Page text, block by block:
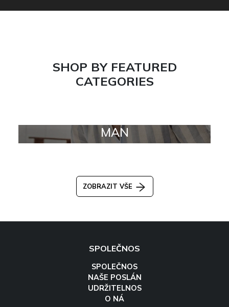
SHOP BY FEATURED
CATEGORIES
MAN
ZOBRAZIT VŠE
SPOLEČNOS
SPOLEČNOS
NAŠE POSLÁN
UDRŽITELNOS
O NÁ